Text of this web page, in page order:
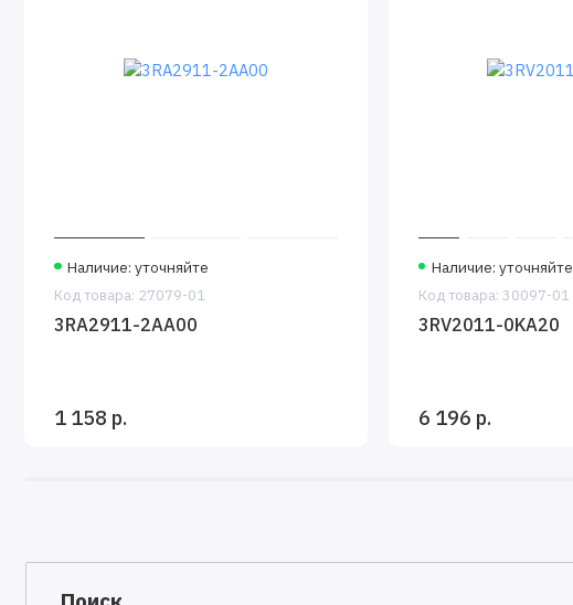
Наличие: уточняйте
Код товара: 27079-01
3RA2911-2AA00
1 158 р.
Наличие: уточняйте
Код товара: 30097-01
3RV2011-0KA20
6 196 р.